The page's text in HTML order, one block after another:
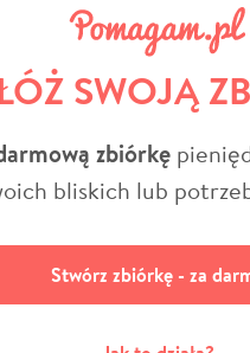
SWOJĄ
zbiórkę
bliskich lub
Stwórz zbiórkę - za